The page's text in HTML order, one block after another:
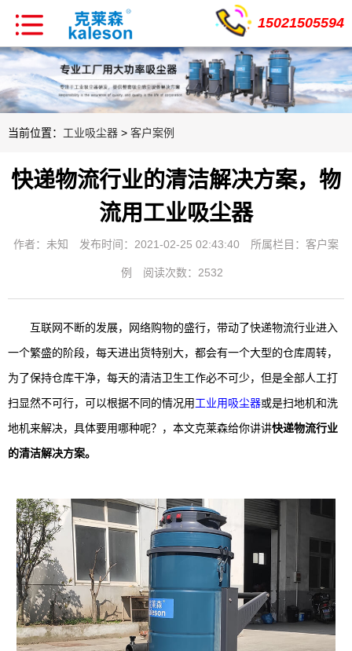
15021505594
当前位置： 工业吸尘器 > 客户案例
快递物流行业的清洁解决方案，物
流用工业吸尘器
作者：未知 发布时间：2021-02-25 02:43:40 所属栏目： 客户案
例 阅读次数：2532
互联网不断的发展，网络购物的盛行，带动了快递物流行业进入
一个繁盛的阶段，每天进出货特别大，都会有一个大型的仓库周转，
为了保持仓库干净，每天的清洁卫生工作必不可少，但是全部人工打
扫显然不可行，可以根据不同的情况用工业用吸尘器或是扫地机和洗
地机来解决，具体要用哪种呢？，本文克莱森给你讲讲快递物流行业
的清洁解决方案。